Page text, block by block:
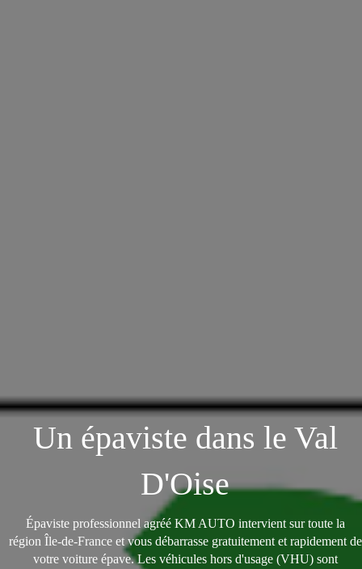
Un épaviste dans le Val
D'Oise
Épaviste professionnel agréé KM AUTO intervient sur toute la
région Île-de-France et vous débarrasse gratuitement et rapidement de
votre voiture épave. Les véhicules hors d'usage (VHU) sont